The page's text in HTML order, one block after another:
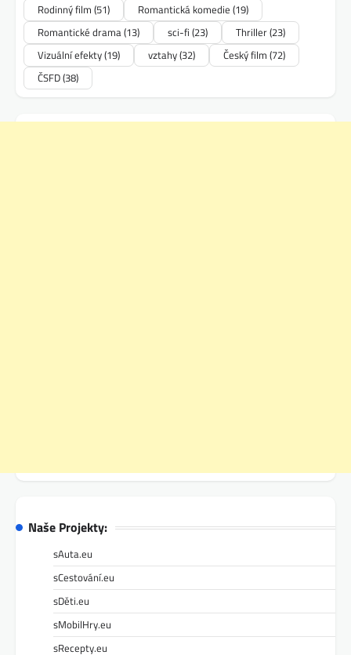
Rodinný film (51) Romantická komedie (19)
Romantické drama(13) sci-fi (23) Thriller(23)
Vizuální efekty(19) vztahy(32) Český film (72)
ČSFD(38)
Naše Projekty:
sAuta.eu
sCestování.eu
sDěti.eu
sMobilHry.eu
sRecepty.eu